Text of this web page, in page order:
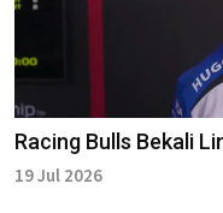
Racing Bulls Bekali
19 Jul 2026